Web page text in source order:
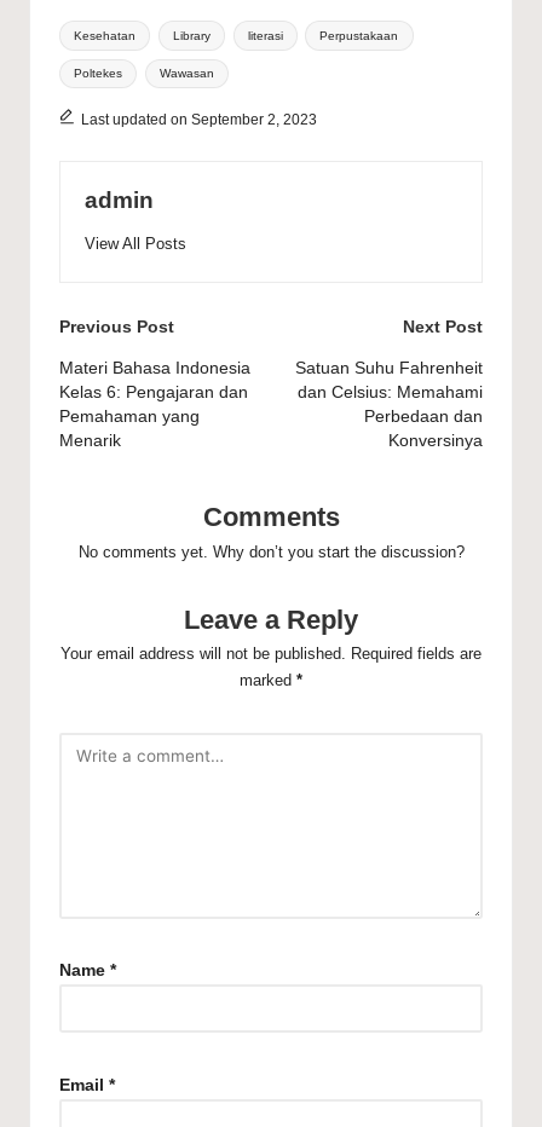
Tags:
Kesehatan Library literasi Perpustakaan
Poltekes Wawasan
Last updated on September 2, 2023
admin
View All Posts
Post
navigation
Previous Post
Materi Bahasa Indonesia
Kelas 6: Pengajaran dan
Pemahaman yang
Menarik
Next Post
Satuan Suhu Fahrenheit
dan Celsius: Memahami
Perbedaan dan
Konversinya
Comments
No comments yet. Why don’t you start the discussion?
Leave a Reply
Your email address will not be published. Required fields are
marked *
Name *
Email *